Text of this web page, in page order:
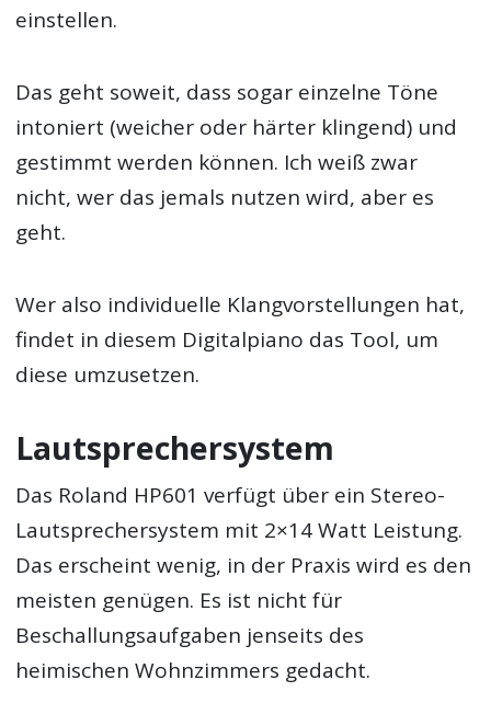
einstellen.
Das geht soweit, dass sogar einzelne Töne
intoniert (weicher oder härter klingend) und
gestimmt werden können. Ich weiß zwar
nicht, wer das jemals nutzen wird, aber es
geht.
Wer also individuelle Klangvorstellungen hat,
findet in diesem Digitalpiano das Tool, um
diese umzusetzen.
Lautsprechersystem
Das Roland HP601 verfügt über ein Stereo-
Lautsprechersystem mit 2×14 Watt Leistung.
Das erscheint wenig, in der Praxis wird es den
meisten genügen. Es ist nicht für
Beschallungsaufgaben jenseits des
heimischen Wohnzimmers gedacht.